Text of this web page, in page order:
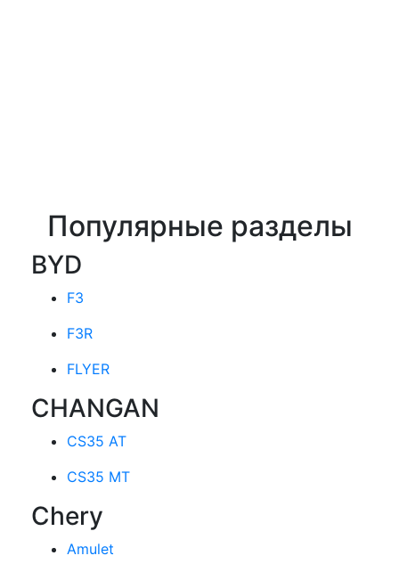
Популярные разделы
BYD
F3
F3R
FLYER
CHANGAN
CS35 AT
CS35 MT
Chery
Amulet